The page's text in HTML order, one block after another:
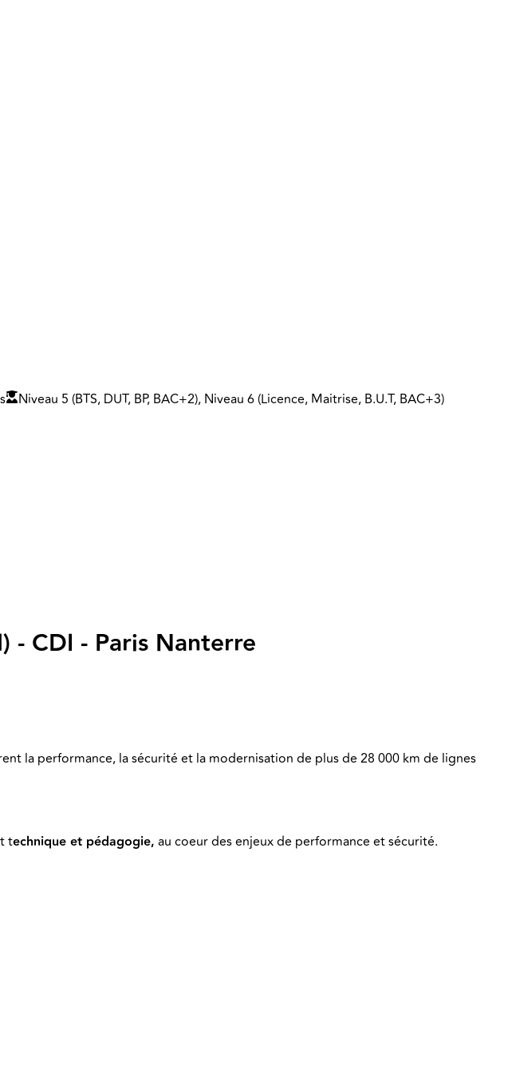
Niveau 5 (BTS, DUT, BP, BAC+2), Niveau 6 (Licence, Maitrise, B.U.T, BAC+3)
- CDI - Paris Nanterre
la performance, la sécurité et la modernisation de plus de 28 000 km de lignes
technique et pédagogie, au coeur des enjeux de performance et sécurité.